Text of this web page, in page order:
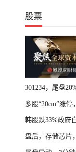
股票
301234，尾盘
多股“20cm”涨
韩股跌33%政府
盘后，存储芯片